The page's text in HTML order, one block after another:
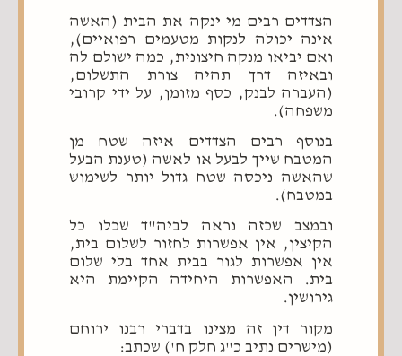
הצדדים רבים מי ינקה את הבית (האשה
אינה יכולה לנקות מטעמים רפואיים),
ואם יביאו מנקה חיצונית, כמה ישולם לה
ובאיזה דרך תהיה צורת התשלום,
(העברה לבנק, כסף מזומן, על ידי קרובי
משפחה).
בנוסף רבים הצדדים איזה שטח מן
המטבח שייך לבעל או לאשה (טענת הבעל
שהאשה ניכסה שטח גדול יותר לשימוש
במטבח).
ובמצב שכזה נראה לביה"ד שכלו כל
הקיצין, אין אפשרות לחזור לשלום בית,
אין אפשרות לגור בבית אחד בלי שלום
בית. האפשרות היחידה הקיימת היא
גירושין.
מקור דין זה מצינו בדברי רבנו ירוחם
(מישרים נתיב כ"ג חלק ח') שכתב: